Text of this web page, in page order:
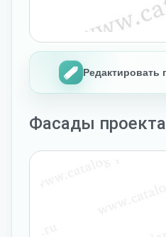
Редактировать
Фасады проекта